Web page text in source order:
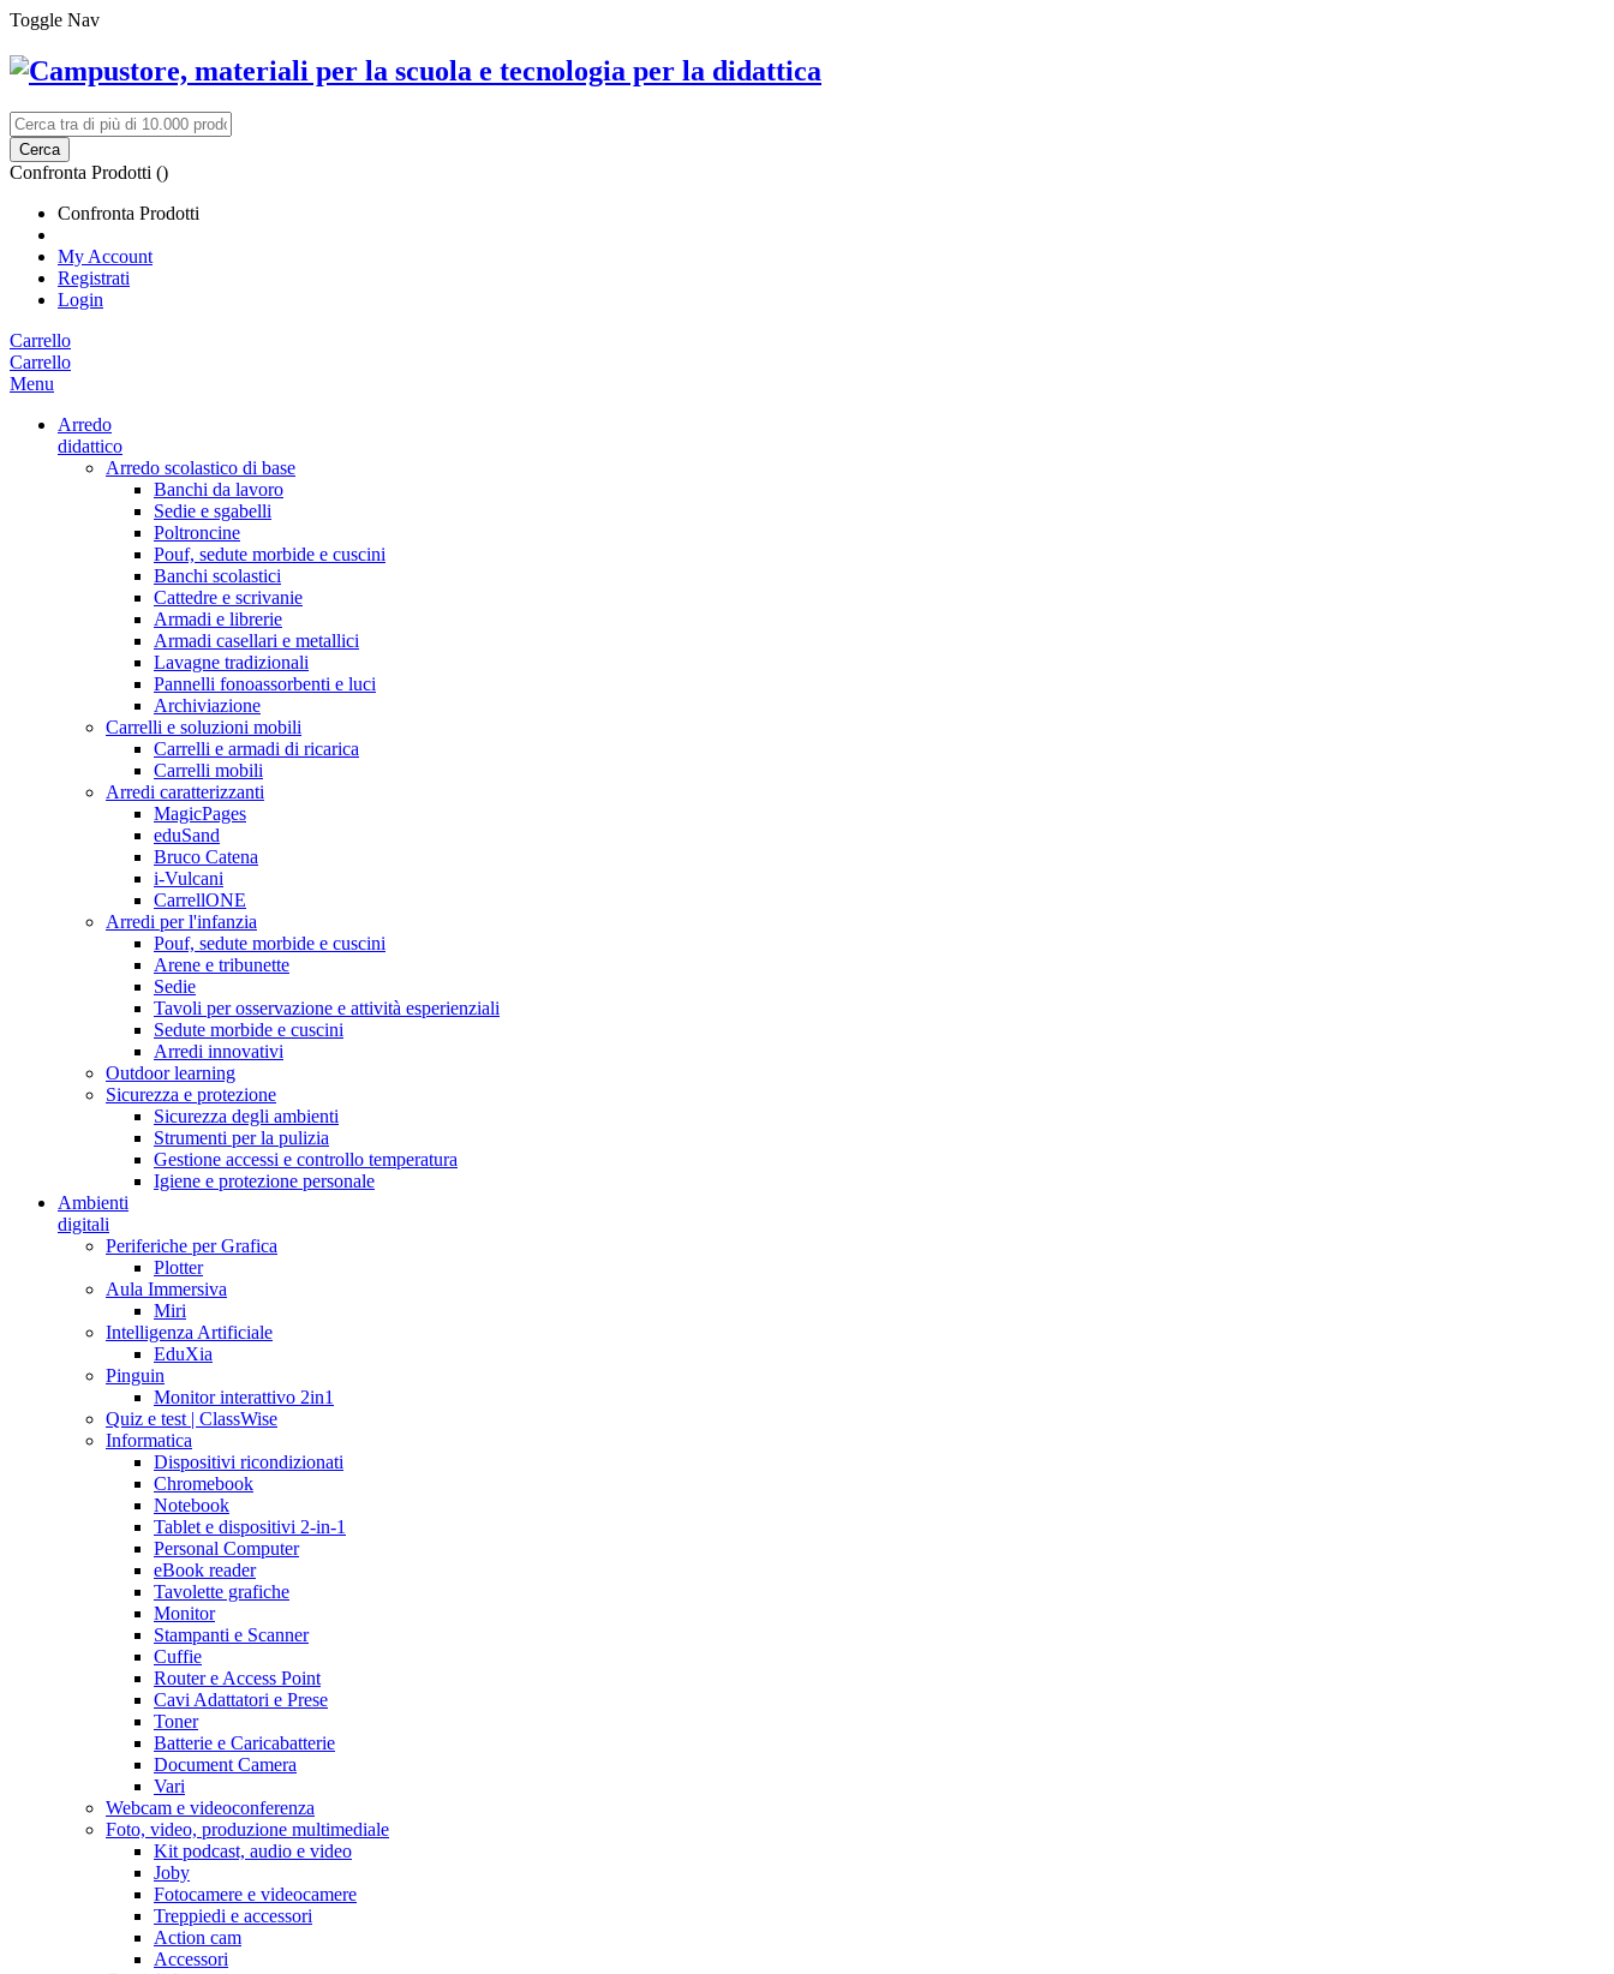
Toggle Nav
Cerca
Confronta Prodotti ()
Confronta Prodotti
My Account
Registrati
Login
Carrello
Carrello
Menu
Arredo
didattico
Arredo scolastico di base
Banchi da lavoro
Sedie e sgabelli
Poltroncine
Pouf, sedute morbide e cuscini
Banchi scolastici
Cattedre e scrivanie
Armadi e librerie
Armadi casellari e metallici
Lavagne tradizionali
Pannelli fonoassorbenti e luci
Archiviazione
Carrelli e soluzioni mobili
Carrelli e armadi di ricarica
Carrelli mobili
Arredi caratterizzanti
MagicPages
eduSand
Bruco Catena
i-Vulcani
CarrellONE
Arredi per l'infanzia
Pouf, sedute morbide e cuscini
Arene e tribunette
Sedie
Tavoli per osservazione e attività esperienziali
Sedute morbide e cuscini
Arredi innovativi
Outdoor learning
Sicurezza e protezione
Sicurezza degli ambienti
Strumenti per la pulizia
Gestione accessi e controllo temperatura
Igiene e protezione personale
Ambienti
digitali
Periferiche per Grafica
Plotter
Aula Immersiva
Miri
Intelligenza Artificiale
EduXia
Pinguin
Monitor interattivo 2in1
Quiz e test | ClassWise
Informatica
Dispositivi ricondizionati
Chromebook
Notebook
Tablet e dispositivi 2-in-1
Personal Computer
eBook reader
Tavolette grafiche
Monitor
Stampanti e Scanner
Cuffie
Router e Access Point
Cavi Adattatori e Prese
Toner
Batterie e Caricabatterie
Document Camera
Vari
Webcam e videoconferenza
Foto, video, produzione multimediale
Kit podcast, audio e video
Joby
Fotocamere e videocamere
Treppiedi e accessori
Action cam
Accessori